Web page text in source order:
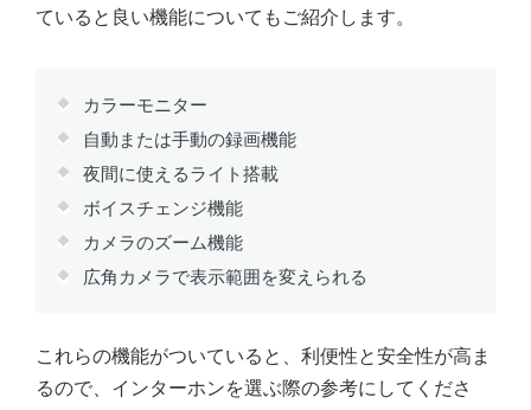
ていると良い機能についてもご紹介します。
カラーモニター
自動または手動の録画機能
夜間に使えるライト搭載
ボイスチェンジ機能
カメラのズーム機能
広角カメラで表示範囲を変えられる
これらの機能がついていると、利便性と安全性が高ま
るので、インターホンを選ぶ際の参考にしてくださ